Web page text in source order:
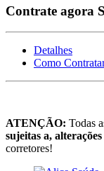
Contrate agora
Detalhes
Como
ATENÇÃO: Todas
sujeitas a,
corretores!